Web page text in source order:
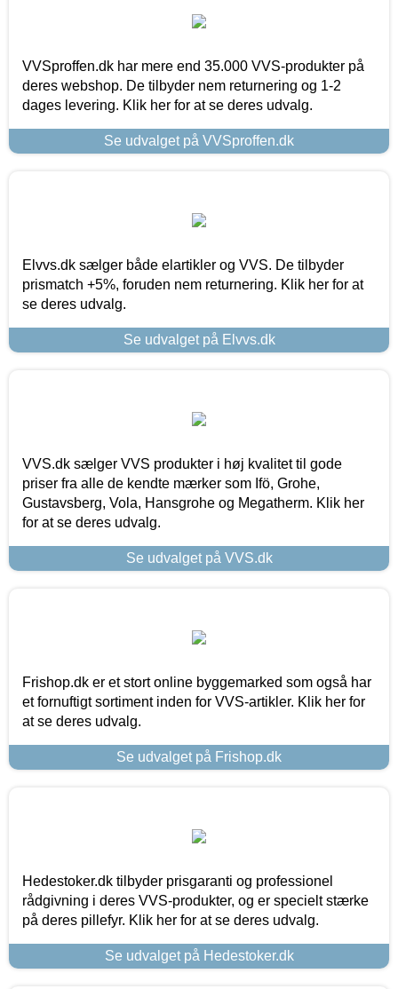
VVSproffen.dk har mere end 35.000 VVS-produkter på
deres webshop. De tilbyder nem returnering og 1-2
dages levering. Klik her for at se deres udvalg.
Se udvalget på VVSproffen.dk
Elvvs.dk sælger både elartikler og VVS. De tilbyder
prismatch +5%, foruden nem returnering. Klik her for at
se deres udvalg.
Se udvalget på Elvvs.dk
VVS.dk sælger VVS produkter i høj kvalitet til gode
priser fra alle de kendte mærker som Ifö, Grohe,
Gustavsberg, Vola, Hansgrohe og Megatherm. Klik her
for at se deres udvalg.
Se udvalget på VVS.dk
Frishop.dk er et stort online byggemarked som også har
et fornuftigt sortiment inden for VVS-artikler. Klik her for
at se deres udvalg.
Se udvalget på Frishop.dk
Hedestoker.dk tilbyder prisgaranti og professionel
rådgivning i deres VVS-produkter, og er specielt stærke
på deres pillefyr. Klik her for at se deres udvalg.
Se udvalget på Hedestoker.dk